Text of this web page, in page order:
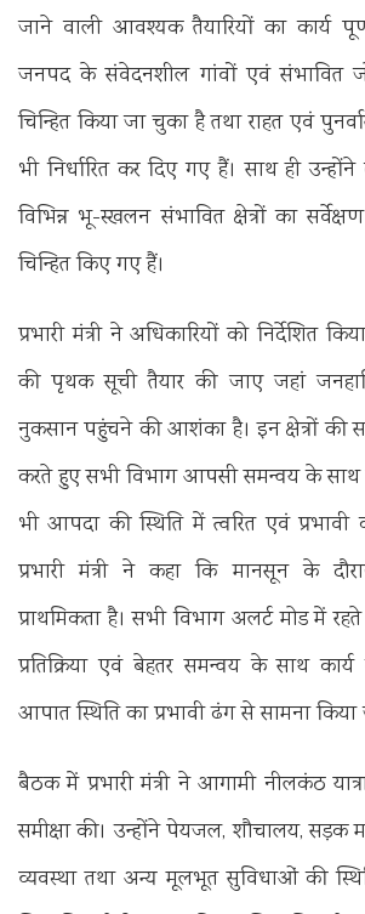
जाने वाली आवश्यक तैयारियों का कार्य
जनपद के संवेदनशील गांवों एवं संभावित
चिन्हित किया जा चुका है तथा राहत एवं
भी निर्धारित कर दिए गए हैं। साथ ही
विभिन्न भू-स्खलन संभावित क्षेत्रों का
चिन्हित किए गए हैं।
प्रभारी मंत्री ने अधिकारियों को निर्देशित
की पृथक सूची तैयार की जाए जहां
नुकसान पहुंचने की आशंका है। इन क्षेत्रों की
करते हुए सभी विभाग आपसी समन्वय के साथ
भी आपदा की स्थिति में त्वरित एवं प्रभावी
प्रभारी मंत्री ने कहा कि मानसून के
प्राथमिकता है। सभी विभाग अलर्ट मोड में रहते
प्रतिक्रिया एवं बेहतर समन्वय के साथ
आपात स्थिति का प्रभावी ढंग से सामना
बैठक में प्रभारी मंत्री ने आगामी नीलकंठ
समीक्षा की। उन्होंने पेयजल, शौचालय, सड़क
व्यवस्था तथा अन्य मूलभूत सुविधाओं की